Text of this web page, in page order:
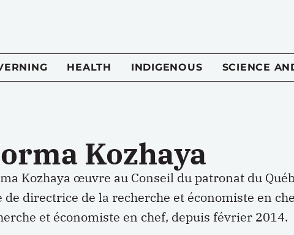
HEALTH INDIGENOUS SCIENCE
Kozhaya
Kozhaya œuvre au Conseil du patronat du
directrice de la recherche et économiste en
et économiste en chef, depuis février 2014.